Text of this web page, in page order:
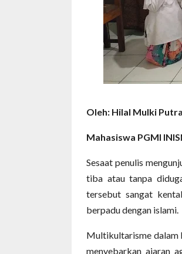
Oleh: Hilal Mulki
Mahasiswa PGMI
Sesaat penulis
tiba atau tanpa
tersebut sangat
berpadu dengan islami.
Multikultarisme dalam
menyebarkan ajaran